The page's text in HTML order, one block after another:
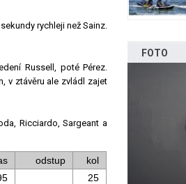
rychleji než Sainz.
Russell, poté Pérez.
v ztávěru ale zvládl zajet
Ricciardo, Sargeant a
odstup
kol
25
FOTO